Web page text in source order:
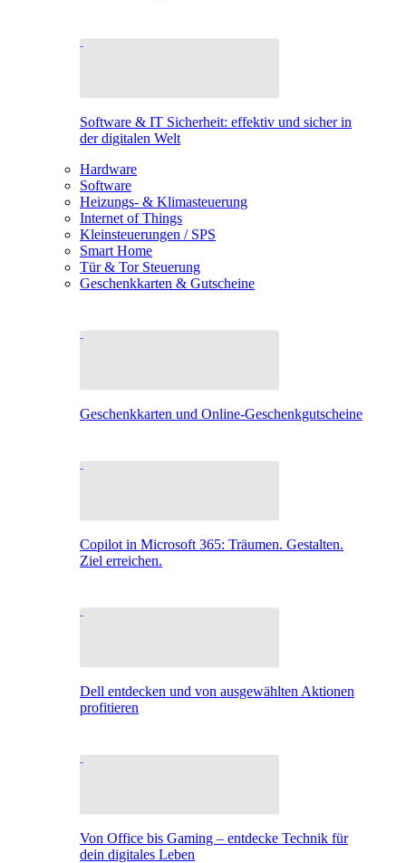
Software & IT Sicherheit: effektiv und sicher in
der digitalen Welt
Hardware
Software
Heizungs- & Klimasteuerung
Internet of Things
Kleinsteuerungen / SPS
Smart Home
Tür & Tor Steuerung
Geschenkkarten & Gutscheine
Geschenkkarten und Online-Geschenkgutscheine
Copilot in Microsoft 365: Träumen. Gestalten.
Ziel erreichen.
Dell entdecken und von ausgewählten Aktionen
profitieren
Von Office bis Gaming – entdecke Technik für
dein digitales Leben